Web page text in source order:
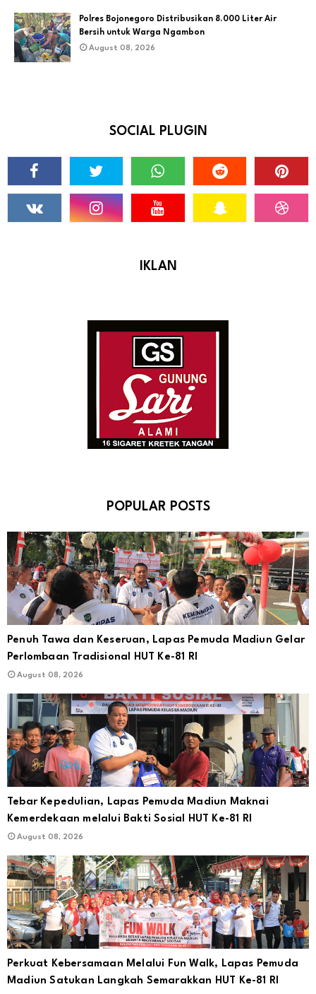
Polres Bojonegoro Distribusikan 8.000 Liter Air
Bersih untuk Warga Ngambon
August 08, 2026
SOCIAL PLUGIN
IKLAN
POPULAR POSTS
Penuh Tawa dan Keseruan, Lapas Pemuda Madiun Gelar
Perlombaan Tradisional HUT Ke-81 RI
August 08, 2026
Tebar Kepedulian, Lapas Pemuda Madiun Maknai
Kemerdekaan melalui Bakti Sosial HUT Ke-81 RI
August 08, 2026
Perkuat Kebersamaan Melalui Fun Walk, Lapas Pemuda
Madiun Satukan Langkah Semarakkan HUT Ke-81 RI